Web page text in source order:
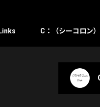
C：（シーコロン）